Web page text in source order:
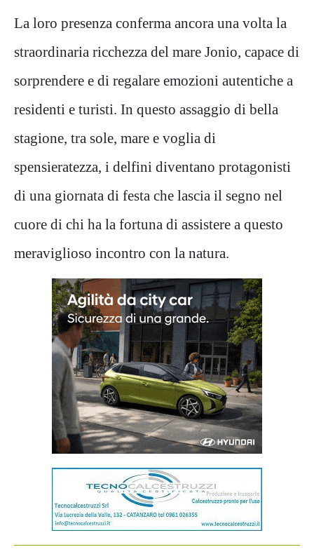
La loro presenza conferma ancora una volta la
straordinaria ricchezza del mare Jonio, capace di
sorprendere e di regalare emozioni autentiche a
residenti e turisti. In questo assaggio di bella
stagione, tra sole, mare e voglia di
spensieratezza, i delfini diventano protagonisti
di una giornata di festa che lascia il segno nel
cuore di chi ha la fortuna di assistere a questo
meraviglioso incontro con la natura.